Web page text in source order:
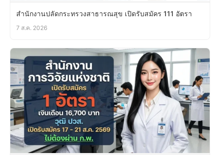
สำนักงานปลัดกระทรวงสาธารณสุข เปิดรับสมัคร 111 อัตรา
7 ส.ค. 2026